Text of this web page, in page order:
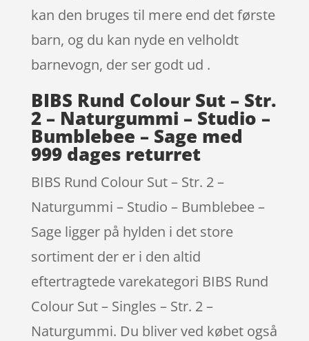
kan den bruges til mere end det første
barn, og du kan nyde en velholdt
barnevogn, der ser godt ud .
BIBS Rund Colour Sut – Str.
2 – Naturgummi – Studio –
Bumblebee – Sage med
999 dages returret
BIBS Rund Colour Sut – Str. 2 –
Naturgummi – Studio – Bumblebee –
Sage ligger på hylden i det store
sortiment der er i den altid
eftertragtede varekategori BIBS Rund
Colour Sut – Singles – Str. 2 –
Naturgummi. Du bliver ved købet også